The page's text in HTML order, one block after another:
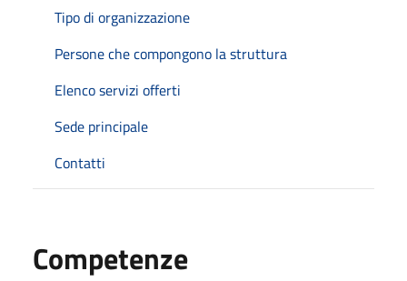
Tipo di organizzazione
Persone che compongono la struttura
Elenco servizi offerti
Sede principale
Contatti
Competenze